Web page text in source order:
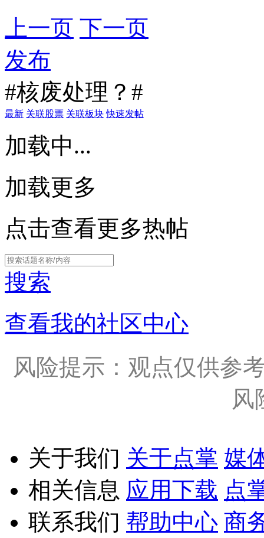
上一页 下一页
发布
#核废处理？#
最新 关联股票 关联板块 快速发帖
加载中...
加载更多
点击查看更多热帖
搜索
查看我的社区中心
风险提示：观点仅供参
风
关于我们 关于点掌 媒
相关信息 应用下载 点
联系我们 帮助中心 商